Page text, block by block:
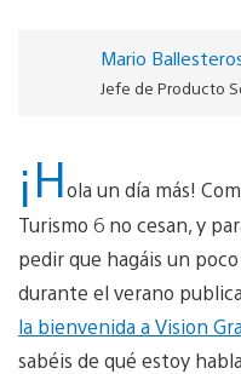
Mario
Jefe de Producto
¡Hola un día más!
Turismo 6 no cesan, y
pedir que hagáis un
durante el verano
la bienvenida a Vision
sabéis de qué estoy